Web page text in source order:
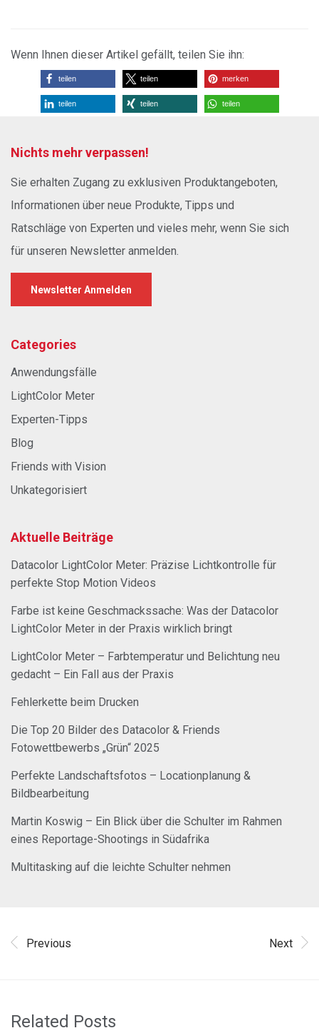
Wenn Ihnen dieser Artikel gefällt, teilen Sie ihn:
teilen teilen merken
teilen teilen teilen
Nichts mehr verpassen!
Sie erhalten Zugang zu exklusiven Produktangeboten,
Informationen über neue Produkte, Tipps und
Ratschläge von Experten und vieles mehr, wenn Sie sich
für unseren Newsletter anmelden.
Newsletter Anmelden
Categories
Anwendungsfälle
LightColor Meter
Experten-Tipps
Blog
Friends with Vision
Unkategorisiert
Aktuelle Beiträge
Datacolor LightColor Meter: Präzise Lichtkontrolle für
perfekte Stop Motion Videos
Farbe ist keine Geschmackssache: Was der Datacolor
LightColor Meter in der Praxis wirklich bringt
LightColor Meter – Farbtemperatur und Belichtung neu
gedacht – Ein Fall aus der Praxis
Fehlerkette beim Drucken
Die Top 20 Bilder des Datacolor & Friends
Fotowettbewerbs „Grün“ 2025
Perfekte Landschaftsfotos – Locationplanung &
Bildbearbeitung
Martin Koswig – Ein Blick über die Schulter im Rahmen
eines Reportage-Shootings in Südafrika
Multitasking auf die leichte Schulter nehmen
Previous Next
Related Posts